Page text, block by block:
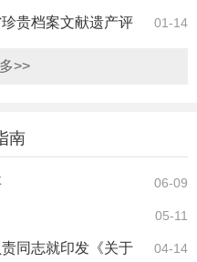
01-14
贵档案文献遗产评
>>
南
06-09
05-11
04-14
同志就印发《关于